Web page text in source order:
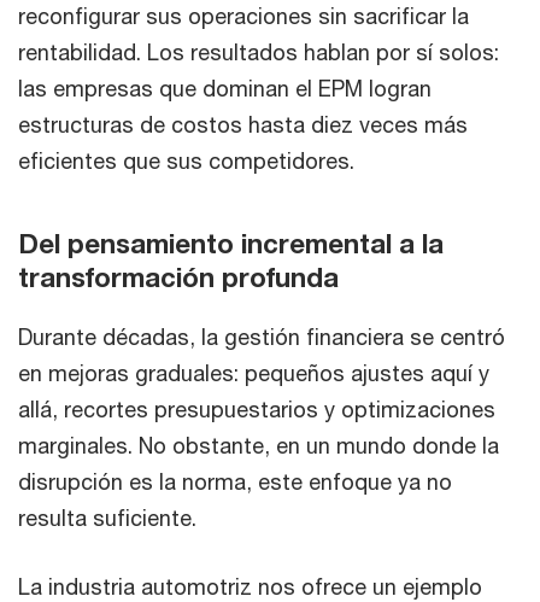
reconfigurar sus operaciones sin sacrificar la
rentabilidad. Los resultados hablan por sí solos:
las empresas que dominan el EPM logran
estructuras de costos hasta diez veces más
eficientes que sus competidores.
Del pensamiento incremental a la
transformación profunda
Durante décadas, la gestión financiera se centró
en mejoras graduales: pequeños ajustes aquí y
allá, recortes presupuestarios y optimizaciones
marginales. No obstante, en un mundo donde la
disrupción es la norma, este enfoque ya no
resulta suficiente.
La industria automotriz nos ofrece un ejemplo